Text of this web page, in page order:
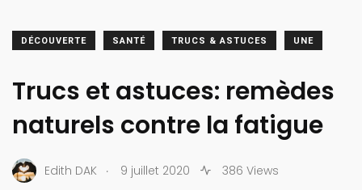
DÉCOUVERTE SANTÉ TRUCS & ASTUCES UNE
Trucs et astuces: remèdes
naturels contre la fatigue
Edith DAK . 9 juillet 2020
386 Views